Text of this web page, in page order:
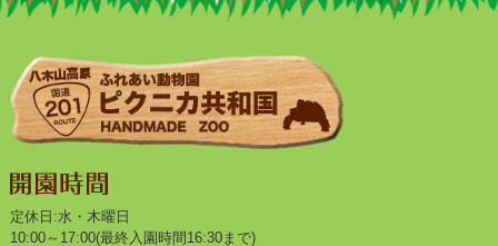
定休日:水・木曜日
10:00～17:00(最終入園時間16:30まで)